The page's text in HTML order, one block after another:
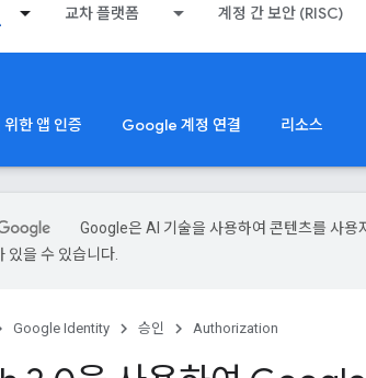
교차 플랫폼 계정 간 보안 (RISC)
한 앱 인증 Google 계정 연결 리소스
Google은 AI 기술을 사용하여 콘텐츠를 사용
있을 수 있습니다.
Google Identity 승인 Authorization